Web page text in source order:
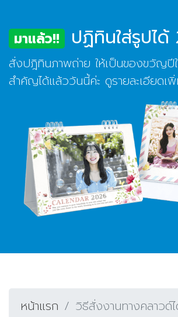
มาแล้ว!! ปฏิทินใส่รูปได้
สั่งปฎิทินภาพถ่าย ให้เป็นของขวัญปี
สำคัญได้แล้ววันนี้ค่ะ ดูรายละเอียดเพิ่
หน้าแรก วิธีสั่งงานทางคลาวด์